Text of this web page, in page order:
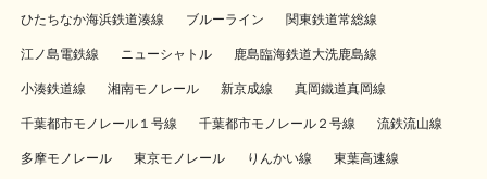
ひたちなか海浜鉄道湊線 ブルーライン 関東鉄道常総線
江ノ島電鉄線 ニューシャトル 鹿島臨海鉄道大洗鹿島線
小湊鉄道線 湘南モノレール 新京成線 真岡鐵道真岡線
千葉都市モノレール１号線 千葉都市モノレール２号線 流鉄流山線
多摩モノレール 東京モノレール りんかい線 東葉高速線